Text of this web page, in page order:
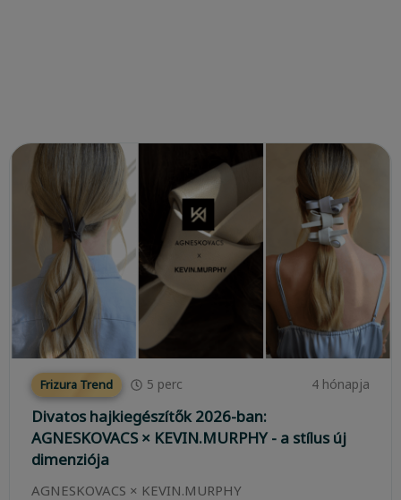
Frizura Trend 5 perc 4 hónapja
Divatos hajkiegészítők 2026-ban:
AGNESKOVACS × KEVIN.MURPHY - a stílus új
dimenziója
AGNESKOVACS × KEVIN.MURPHY